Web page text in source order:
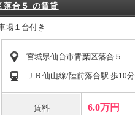
合５ の賃貸
場１台付き
宮城県仙台市青葉区落合５
ＪＲ仙山線/陸前落合駅 歩10分
賃料 6.0万円